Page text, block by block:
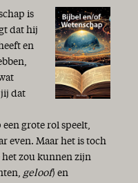
is
dat hij
en
jij dat
grote rol speelt,
even. Maar het is toch
het zou kunnen zijn
geloof) en